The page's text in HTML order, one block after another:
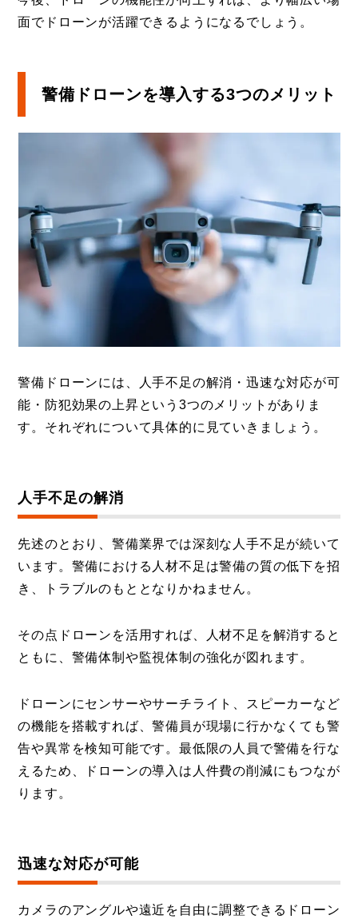
面でドローンが活躍できるようになるでしょう。
警備ドローンを導入する3つのメリット
警備ドローンには、人手不足の解消・迅速な対応が可
能・防犯効果の上昇という3つのメリットがありま
す。それぞれについて具体的に見ていきましょう。
人手不足の解消
先述のとおり、警備業界では深刻な人手不足が続いて
います。警備における人材不足は警備の質の低下を招
き、トラブルのもととなりかねません。
その点ドローンを活用すれば、人材不足を解消すると
ともに、警備体制や監視体制の強化が図れます。
ドローンにセンサーやサーチライト、スピーカーなど
の機能を搭載すれば、警備員が現場に行かなくても警
告や異常を検知可能です。最低限の人員で警備を行な
えるため、ドローンの導入は人件費の削減にもつなが
ります。
迅速な対応が可能
カメラのアングルや遠近を自由に調整できるドローン